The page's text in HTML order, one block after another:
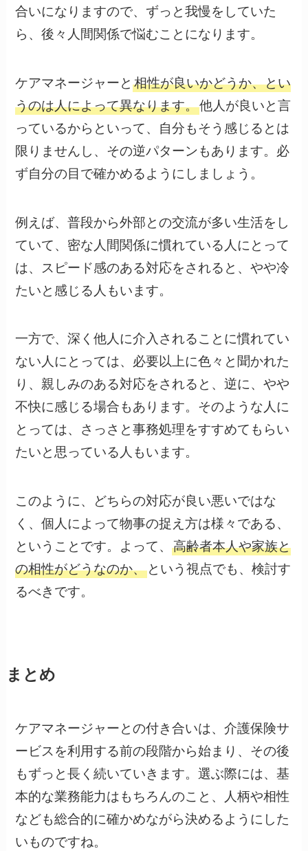
合いになりますので、ずっと我慢をしていた
ら、後々人間関係で悩むことになります。
ケアマネージャーと相性が良いかどうか、とい
うのは人によって異なります。他人が良いと言
っているからといって、自分もそう感じるとは
限りませんし、その逆パターンもあります。必
ず自分の目で確かめるようにしましょう。
例えば、普段から外部との交流が多い生活をし
ていて、密な人間関係に慣れている人にとって
は、スピード感のある対応をされると、やや冷
たいと感じる人もいます。
一方で、深く他人に介入されることに慣れてい
ない人にとっては、必要以上に色々と聞かれた
り、親しみのある対応をされると、逆に、やや
不快に感じる場合もあります。そのような人に
とっては、さっさと事務処理をすすめてもらい
たいと思っている人もいます。
このように、どちらの対応が良い悪いではな
く、個人によって物事の捉え方は様々である、
ということです。よって、高齢者本人や家族と
の相性がどうなのか、という視点でも、検討す
るべきです。
まとめ
ケアマネージャーとの付き合いは、介護保険サ
ービスを利用する前の段階から始まり、その後
もずっと長く続いていきます。選ぶ際には、基
本的な業務能力はもちろんのこと、人柄や相性
なども総合的に確かめながら決めるようにした
いものですね。